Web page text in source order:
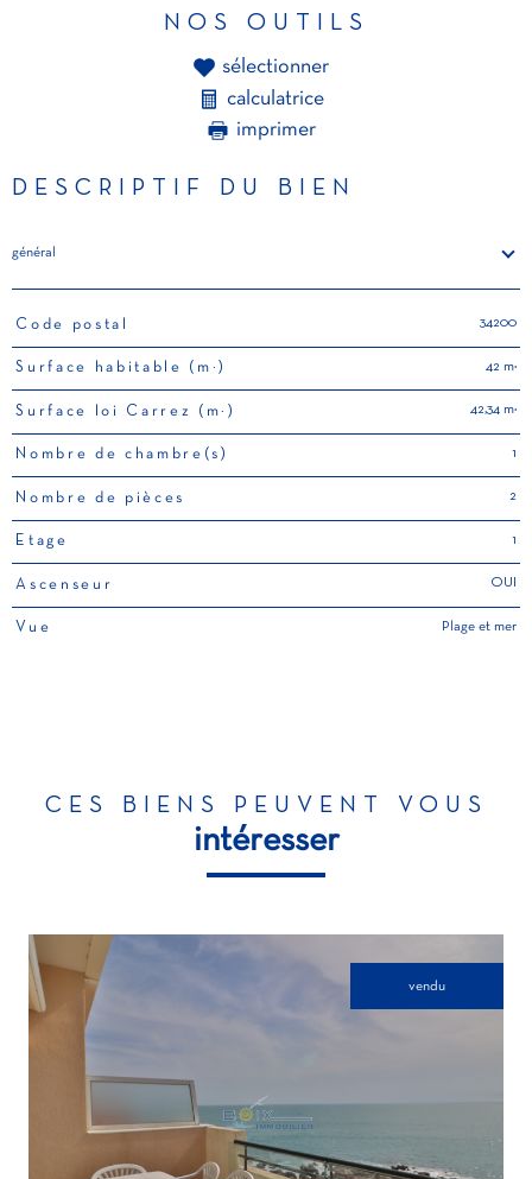
NOS OUTILS
sélectionner
calculatrice
imprimer
DESCRIPTIF DU BIEN
général
TRAD_PAMPERO_Caracteristique
Code postal 34200
Surface habitable (m²) 42 m²
Surface loi Carrez (m²) 42,34 m²
Nombre de chambre(s) 1
Nombre de pièces 2
Etage 1
Ascenseur OUI
Vue Plage et mer
CES BIENS PEUVENT VOUS
intéresser
vendu
voir le bien